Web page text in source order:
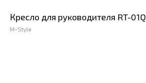
Кресло для руководителя RT-01Q
M-Style